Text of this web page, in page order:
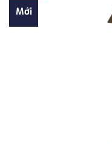
Mới